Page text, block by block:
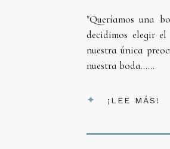
"Queríamos una
decidimos elegir
nuestra única
nuestra boda…...
¡LEE MÁS!